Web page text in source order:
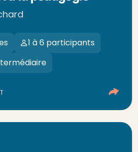
1 à 6 participants